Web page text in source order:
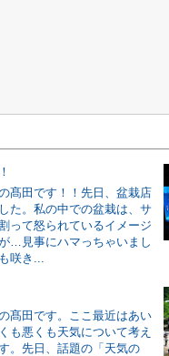
髙田です！！先日、盆栽店
た。私の中での盆栽は、サ
って怒られているイメージ
…見事にハマっちゃいまし
咲き...
髙田です。ここ最近はあい
も悪くも天気について考え
。先日、話題の「天気の